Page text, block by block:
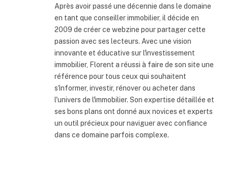
Après avoir passé une décennie dans le domaine
en tant que conseiller immobilier, il décide en
2009 de créer ce webzine pour partager cette
passion avec ses lecteurs. Avec une vision
innovante et éducative sur l'investissement
immobilier, Florent a réussi à faire de son site une
référence pour tous ceux qui souhaitent
s'informer, investir, rénover ou acheter dans
l'univers de l'immobilier. Son expertise détaillée et
ses bons plans ont donné aux novices et experts
un outil précieux pour naviguer avec confiance
dans ce domaine parfois complexe.